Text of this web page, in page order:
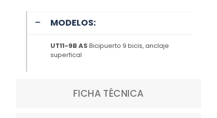
MODELOS:
UT11-9B AS Bicipuerto 9 bicis, anclaje
superfical
FICHA TÉCNICA